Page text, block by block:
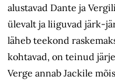
alustavad Dante ja
ülevalt ja liiguvad järk-
läheb teekond
kohtavad, on teinud
Verge annab Jackile